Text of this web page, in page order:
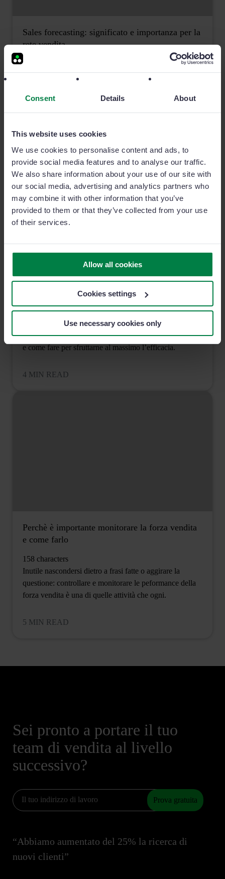
Consent Details About
This website uses cookies
We use cookies to personalise content and ads, to
provide social media features and to analyse our traffic.
We also share information about your use of our site with
our social media, advertising and analytics partners who
may combine it with other information that you’ve
provided to them or that they’ve collected from your use
of their services.
Allow all cookies
Cookies settings
Use necessary cookies only
Sales forecasting: significato e importanza per la
rete vendita
Se non hai mai utilizzato un CRM o se vuoi scoprire
come il tuo assistente alla vendita personale può
forecasting), non ti resta che provare Sage Sales
Management!
3 MIN READ
5 tecniche di previsione vendite: quando e come
usarle
Quali sono le 5 tecniche di previsione vendite più
famose? Scopriamo assieme quando è meglio utilizzarle
e come fare per sfruttarne al massimo l’efficacia.
4 MIN READ
Perchè è importante monitorare la forza vendita
e come farlo
158 characters
Inutile nascondersi dietro a frasi fatte o aggirare la
questione: controllare e monitorare le peformance della
forza vendita è una di quelle attività che ogni.
5 MIN READ
Sei pronto a portare il tuo
team di vendita al livello
successivo?
Prova gratuita
“Abbiamo aumentato del 25% la ricerca di
nuovi clienti”